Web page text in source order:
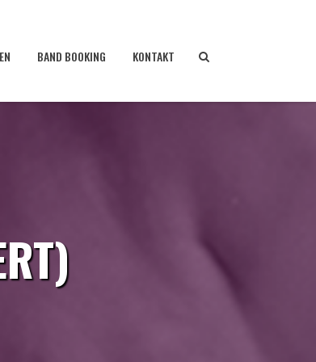
BAND BOOKING KONTAKT